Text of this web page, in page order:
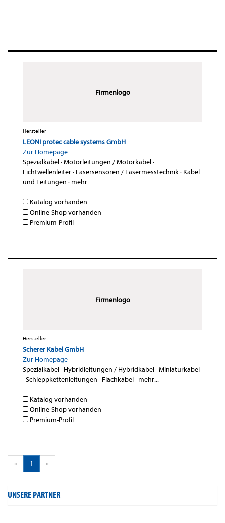
Firmenlogo
Hersteller
LEONI protec cable systems GmbH
Zur Homepage
Spezialkabel·Motorleitungen / Motorkabel·
Lichtwellenleiter· Lasersensoren / Lasermesstechnik· Kabel
und Leitungen · mehr...
Katalog vorhanden
Online-Shop vorhanden
Premium-Profil
Firmenlogo
Hersteller
Scherer Kabel GmbH
Zur Homepage
Spezialkabel· Hybridleitungen / Hybridkabel·Miniaturkabel
·Schleppkettenleitungen · Flachkabel· mehr...
Katalog vorhanden
Online-Shop vorhanden
Premium-Profil
« 1 »
UNSERE PARTNER